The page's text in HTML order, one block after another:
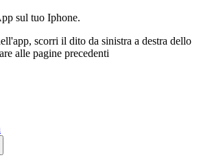
sul tuo Iphone.
scorri il dito da sinistra a destra dello
alle pagine precedenti